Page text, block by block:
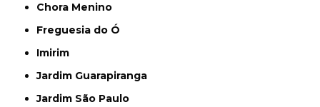
Chora Menino
Freguesia do Ó
Imirim
Jardim Guarapiranga
Jardim São Paulo